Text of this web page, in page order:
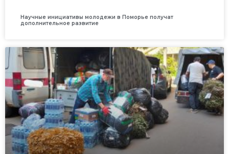
Научные инициативы молодежи в Поморье получат
дополнительное развитие